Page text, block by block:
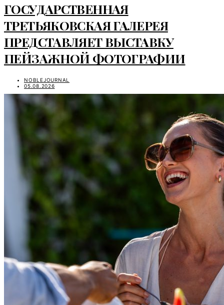
ГОСУДАРСТВЕННАЯ
ТРЕТЬЯКОВСКАЯ ГАЛЕРЕЯ
ПРЕДСТАВЛЯЕТ ВЫСТАВКУ
ПЕЙЗАЖНОЙ ФОТОГРАФИИ
NOBLEJOURNAL
05.08.2026